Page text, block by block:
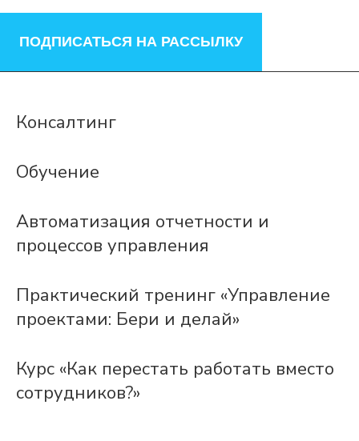
ПОДПИСАТЬСЯ НА РАССЫЛКУ
Консалтинг
Обучение
Автоматизация отчетности и
процессов управления
Практический тренинг «Управление
проектами: Бери и делай»
Курс «Как перестать работать вместо
сотрудников?»